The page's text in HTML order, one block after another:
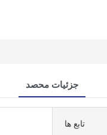
جزئیات محصد
تابع ها